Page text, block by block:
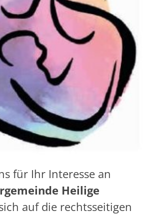
für Ihr Interesse an
Heilige
auf die rechtsseitigen